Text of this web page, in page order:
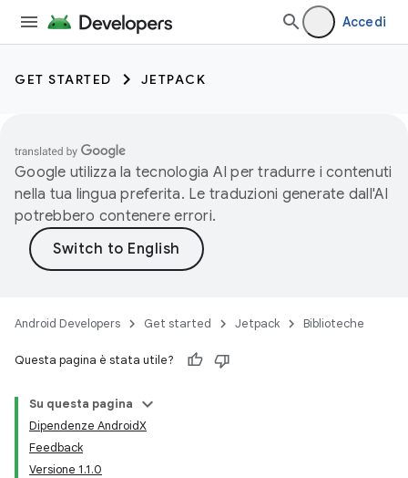
Accedi
GET STARTED JETPACK
Google utilizza la tecnologia AI per tradurre i contenuti
nella tua lingua preferita. Le traduzioni generate dall'AI
potrebbero contenere errori.
Android Developers Get started Jetpack Biblioteche
Questa pagina è stata utile?
Su questa pagina
Dipendenze AndroidX
Feedback
Versione 1.1.0